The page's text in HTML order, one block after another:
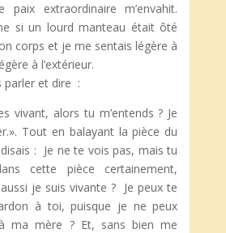
paix extraordinaire m’envahit.
si un lourd manteau était ôté
corps et je me sentais légère à
à l’extérieur.
parler et dire :
vivant, alors tu m’entends ? Je
Tout en balayant la pièce du
: Je ne te vois pas, mais tu
cette pièce certainement,
je suis vivante ? Je peux te
à toi, puisque je ne peux
ma mère ? Et, sans bien me